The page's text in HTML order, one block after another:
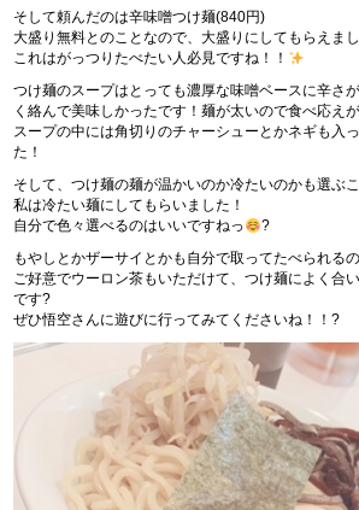
そして頼んだのは辛味噌つけ麺(840円)
大盛り無料とのことなので、大盛りにしてもらえま
これはがっつりたべたい人必見ですね！！
つけ麺のスープはとっても濃厚な味噌ベースに辛さ
く絡んで美味しかったです！麺が太いので食べ応え
スープの中には角切りのチャーシューとかネギも入
た！
そして、つけ麺の麺が温かいのか冷たいのかも選ぶ
私は冷たい麺にしてもらいました！
自分で色々選べるのはいいですねっ
?
もやしとかザーサイとかも自分で取ってたべられる
ご好意でウーロン茶もいただけて、つけ麺によく合
です?
ぜひ悟空さんに遊びに行ってみてくださいね！！?